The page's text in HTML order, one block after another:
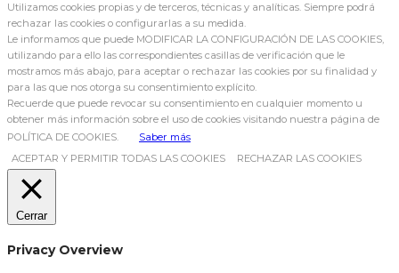
Utilizamos cookies propias y de terceros, técnicas y analíticas. Siempre podrá
rechazar las cookies o configurarlas a su medida.
Le informamos que puede MODIFICAR LA CONFIGURACIÓN DE LAS COOKIES,
utilizando para ello las correspondientes casillas de verificación que le
mostramos más abajo, para aceptar o rechazar las cookies por su finalidad y
para las que nos otorga su consentimiento explícito.
Recuerde que puede revocar su consentimiento en cualquier momento u
obtener más información sobre el uso de cookies visitando nuestra página de
POLÍTICA DE COOKIES.
Saber más
ACEPTAR Y PERMITIR TODAS LAS COOKIES
RECHAZAR LAS COOKIES
Cerrar
Privacy Overview